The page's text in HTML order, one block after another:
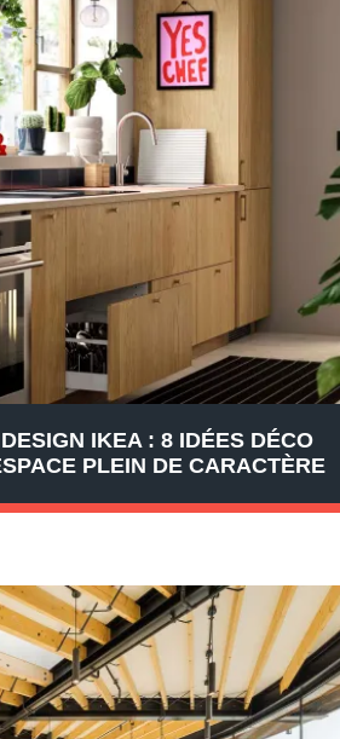
IKEA : 8 IDÉES DÉCO
PLEIN DE CARACTÈRE